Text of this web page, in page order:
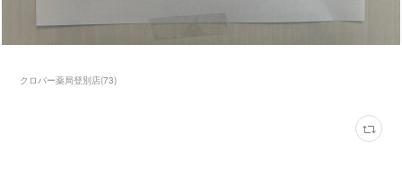
クロバー薬局登別店(73)